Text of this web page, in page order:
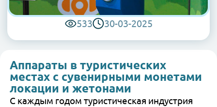
Аппараты в туристических
местах с сувенирными монетами
локации и жетонами
С каждым годом туристическая индустрия
533 30-03-2025